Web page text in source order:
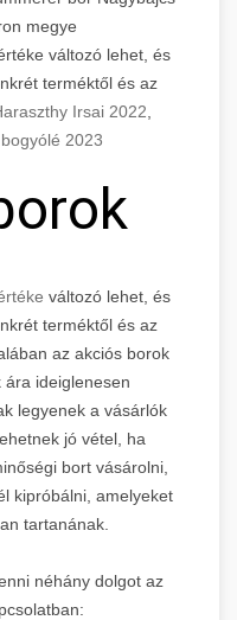
megye
változó lehet, és
terméktől és az
Irsai 2022
2023
változó lehet, és
terméktől és az
az akciós borok
ideiglenesen
legyenek a vásárlók
jó vétel, ha
bort vásárolni,
kipróbálni, amelyeket
tartanának.
néhány dolgot az